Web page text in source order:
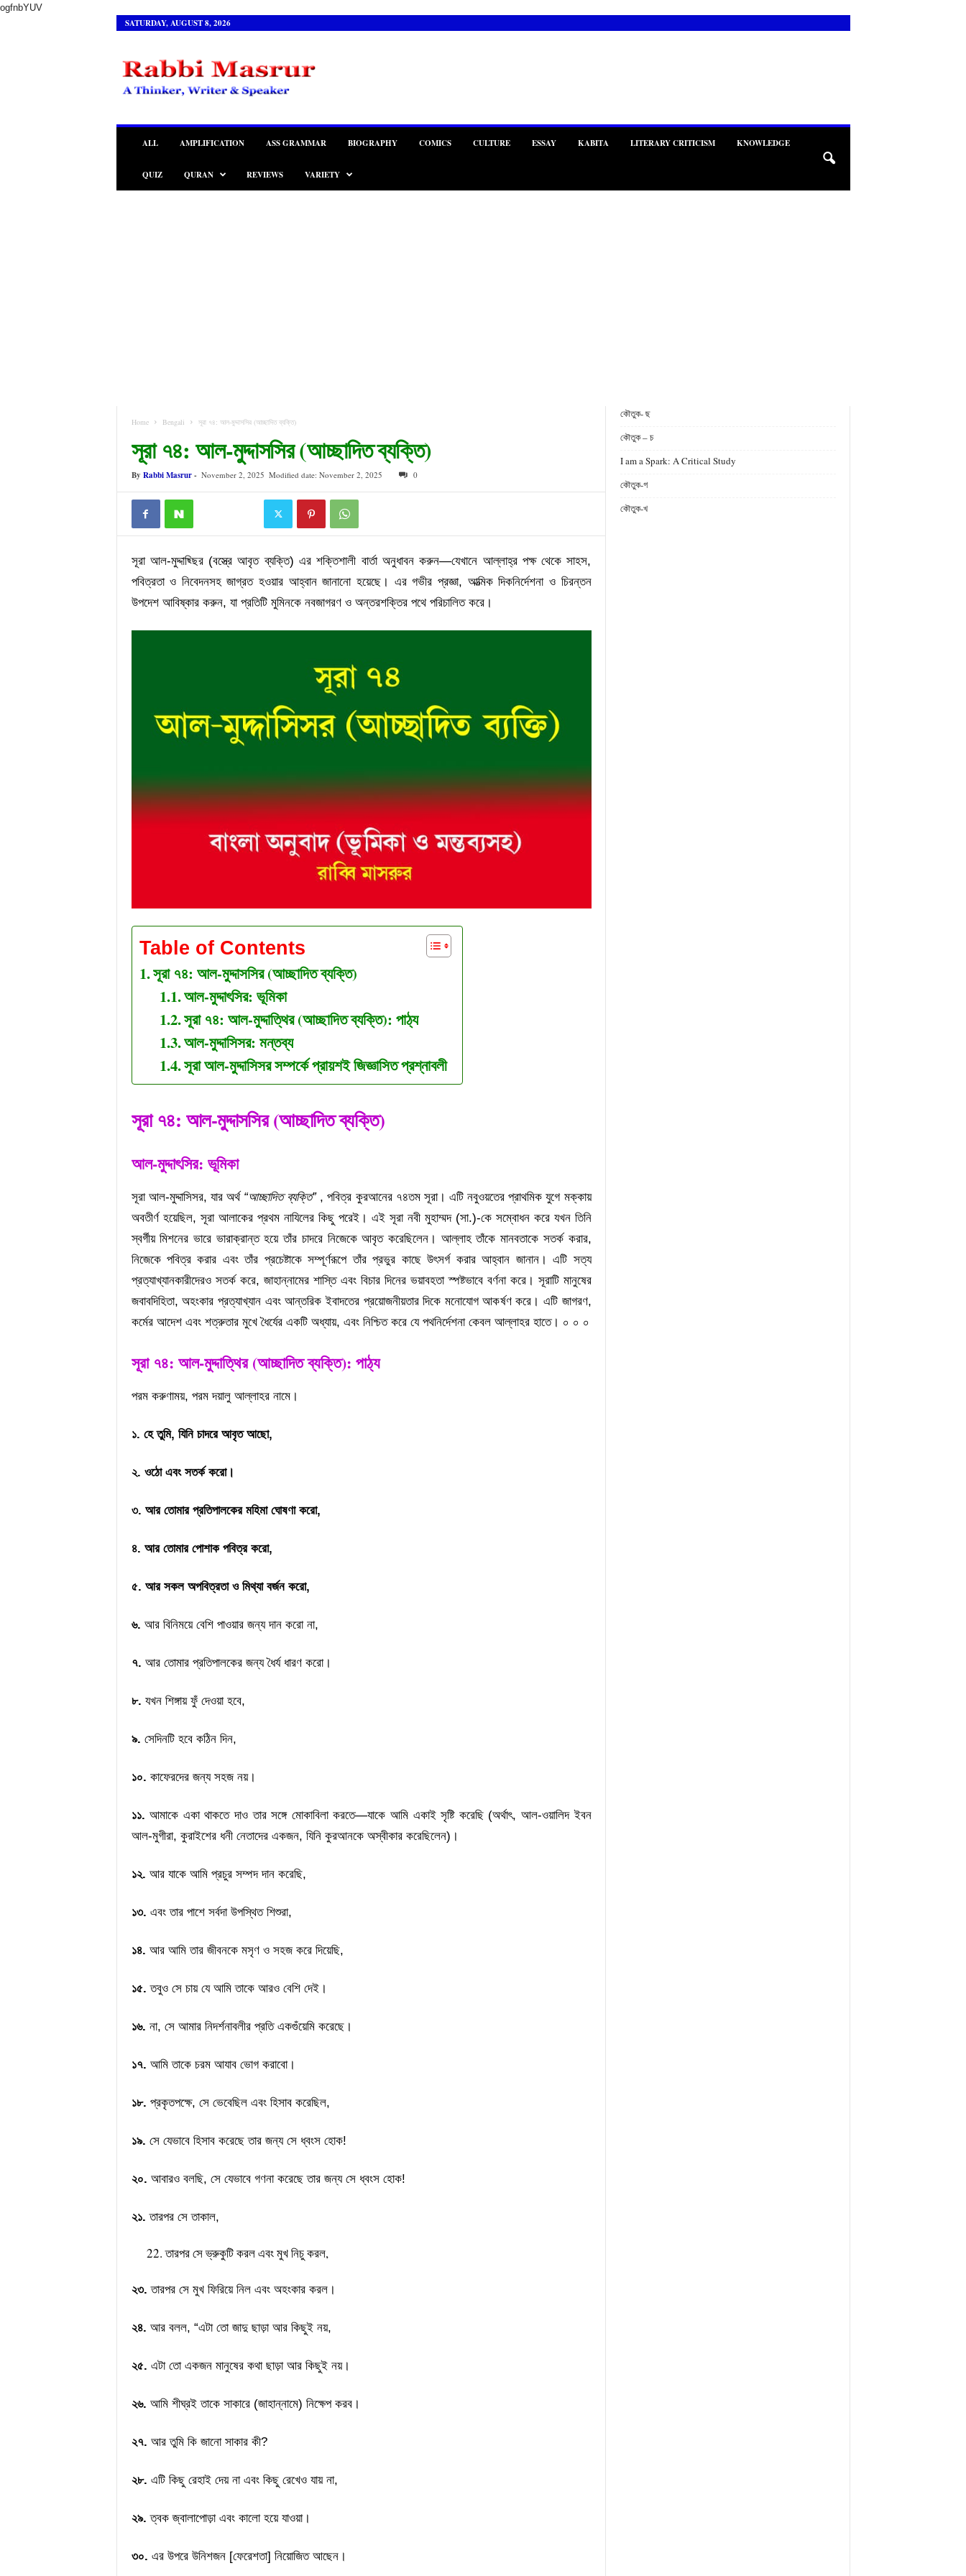
ogfnbYUV
SATURDAY, AUGUST 8, 2026
a
b
b
ALL AMPLIFICATION ASS GRAMMAR BIOGRAPHY COMICS CULTURE ESSAY KABITA LITERARY CRITICISM KNOWLEDGE
QUIZ QURAN REVIEWS VARIETY
Home Bengali সূরা ৭৪: আল-মুদ্দাসসির (আচ্ছাদিত ব্যক্তি)
সূরা ৭৪: আল-মুদ্দাসসির (আচ্ছাদিত ব্যক্তি)
By Rabbi Masrur- November 2, 2025 Modified date: November 2, 2025 0
সূরা আল-মুদ্দাছ্ছির (বস্ত্রে আবৃত ব্যক্তি) এর শক্তিশালী বার্তা অনুধাবন করুন—যেখানে আল্লাহ্‌র পক্ষ থেকে সাহস,
পবিত্রতা ও নিবেদনসহ জাগ্রত হওয়ার আহ্বান জানানো হয়েছে। এর গভীর প্রজ্ঞা, আত্মিক দিকনির্দেশনা ও চিরন্তন
উপদেশ আবিষ্কার করুন, যা প্রতিটি মুমিনকে নবজাগরণ ও অন্তরশক্তির পথে পরিচালিত করে।
Table of Contents
সূরা ৭৪: আল-মুদ্দাসসির (আচ্ছাদিত ব্যক্তি)
আল-মুদ্দাৎসির: ভূমিকা
সূরা ৭৪: আল-মুদ্দাত্থির (আচ্ছাদিত ব্যক্তি): পাঠ্য
আল-মুদ্দাসিসর: মন্তব্য
সূরা আল-মুদ্দাসিসর সম্পর্কে প্রায়শই জিজ্ঞাসিত প্রশ্নাবলী
সূরা৭৪: আল-মুদ্দাসসির(আচ্ছাদিত ব্যক্তি)
আল-মুদ্দাৎসির: ভূমিকা
সূরা আল-মুদ্দাসিসর, যার অর্থ “আচ্ছাদিত ব্যক্তি”, পবিত্র কুরআনের ৭৪তম সূরা। এটি নবুওয়তের প্রাথমিক যুগে মক্কায়
অবতীর্ণ হয়েছিল, সূরা আলাকের প্রথম নাযিলের কিছু পরেই। এই সূরা নবী মুহাম্মদ (সা.)-কে সম্বোধন করে যখন তিনি
স্বর্গীয় মিশনের ভারে ভারাক্রান্ত হয়ে তাঁর চাদরে নিজেকে আবৃত করেছিলেন। আল্লাহ তাঁকে মানবতাকে সতর্ক করার,
নিজেকে পবিত্র করার এবং তাঁর প্রচেষ্টাকে সম্পূর্ণরূপে তাঁর প্রভুর কাছে উৎসর্গ করার আহ্বান জানান। এটি সত্য
প্রত্যাখ্যানকারীদেরও সতর্ক করে, জাহান্নামের শাস্তি এবং বিচার দিনের ভয়াবহতা স্পষ্টভাবে বর্ণনা করে। সূরাটি মানুষের
জবাবদিহিতা, অহংকার প্রত্যাখ্যান এবং আন্তরিক ইবাদতের প্রয়োজনীয়তার দিকে মনোযোগ আকর্ষণ করে। এটি জাগরণ,
কর্মের আদেশ এবং শত্রুতার মুখে ধৈর্যের একটি অধ্যায়, এবং নিশ্চিত করে যে পথনির্দেশনা কেবল আল্লাহর হাতে। ০ ০ ০
সূরা৭৪: আল-মুদ্দাত্থির (আচ্ছাদিত ব্যক্তি): পাঠ্য
পরম করুণাময়, পরম দয়ালু আল্লাহর নামে।
১. হে তুমি, যিনি চাদরে আবৃত আছো,
২. ওঠো এবং সতর্ক করো।
৩. আর তোমার প্রতিপালকের মহিমা ঘোষণা করো,
৪. আর তোমার পোশাক পবিত্র করো,
৫. আর সকল অপবিত্রতা ও মিথ্যা বর্জন করো,
৬. আর বিনিময়ে বেশি পাওয়ার জন্য দান করো না,
৭. আর তোমার প্রতিপালকের জন্য ধৈর্য ধারণ করো।
৮. যখন শিঙ্গায় ফুঁ দেওয়া হবে,
৯. সেদিনটি হবে কঠিন দিন,
১০. কাফেরদের জন্য সহজ নয়।
১১.আমাকে একা থাকতে দাও তার সঙ্গে মোকাবিলা করতে—যাকে আমি একাই সৃষ্টি করেছি (অর্থাৎ, আল-ওয়ালিদ ইবন
আল-মুগীরা, কুরাইশের ধনী নেতাদের একজন, যিনি কুরআনকে অস্বীকার করেছিলেন)।
১২. আর যাকে আমি প্রচুর সম্পদ দান করেছি,
১৩. এবং তার পাশে সর্বদা উপস্থিত শিশুরা,
১৪. আর আমি তার জীবনকে মসৃণ ও সহজ করে দিয়েছি,
১৫.তবুও সে চায় যে আমি তাকে আরও বেশি দেই।
১৬. না, সে আমার নিদর্শনাবলীর প্রতি একগুঁয়েমি করেছে।
১৭. আমি তাকে চরম আযাব ভোগ করাবো।
১৮. প্রকৃতপক্ষে, সে ভেবেছিল এবং হিসাব করেছিল,
১৯. সে যেভাবে হিসাব করেছে তার জন্য সে ধ্বংস হোক!
২০. আবারও বলছি, সে যেভাবে গণনা করেছে তার জন্য সে ধ্বংস হোক!
২১.তারপর সে তাকাল,
তারপর সে ভ্রুকুটি করল এবং মুখ নিচু করল,
২৩.তারপর সে মুখ ফিরিয়ে নিল এবং অহংকার করল।
২৪. আর বলল, “এটা তো জাদু ছাড়া আর কিছুই নয়,
২৫. এটা তো একজন মানুষের কথা ছাড়া আর কিছুই নয়।
২৬. আমি শীঘ্রই তাকে সাকারে (জাহান্নামে) নিক্ষেপ করব।
২৭. আর তুমি কি জানো সাকার কী?
২৮. এটি কিছু রেহাই দেয় না এবং কিছু রেখেও যায় না,
২৯.ত্বক জ্বালাপোড়া এবং কালো হয়ে যাওয়া।
৩০. এর উপরে উনিশজন [ফেরেশতা] নিয়োজিত আছেন।
কৌতুক- ছ
কৌতুক – চ
I am a Spark: A Critical Study
কৌতুক-গ
কৌতুক-খ